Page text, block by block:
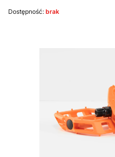
Dostępność: brak